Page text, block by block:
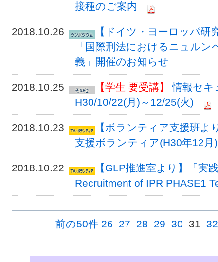
接種のご案内
2018.10.26
【ドイツ・ヨーロッパ
「国際刑法におけるニュル
義」開催のお知らせ
2018.10.25 【学生 要受講】
情報セキ
H30/10/22(月)～12/25(火)
2018.10.23
【ボランティア支援班よ
支援ボランティア(H30年12月
2018.10.22
【GLP推進室より】「実
Recruitment of IPR PHASE1
前の50件 26 27 28 29 30 31 32